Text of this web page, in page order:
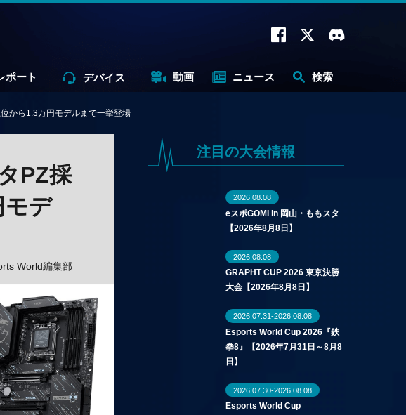
ポート デバイス 動画 ニュース 検索
から1.3万円モデルまで一挙登場
PZ採
デ
World編集部
注目の大会情報
2026.08.08
eスポGOMI in 岡山・ももスタ
【2026年8月8日】
2026.08.08
GRAPHT CUP 2026 東京決勝
大会【2026年8月8日】
2026.07.31-2026.08.08
Esports World Cup 2026『鉄
拳8』【2026年7月31日～8月8
日】
2026.07.30-2026.08.08
Esports World Cup